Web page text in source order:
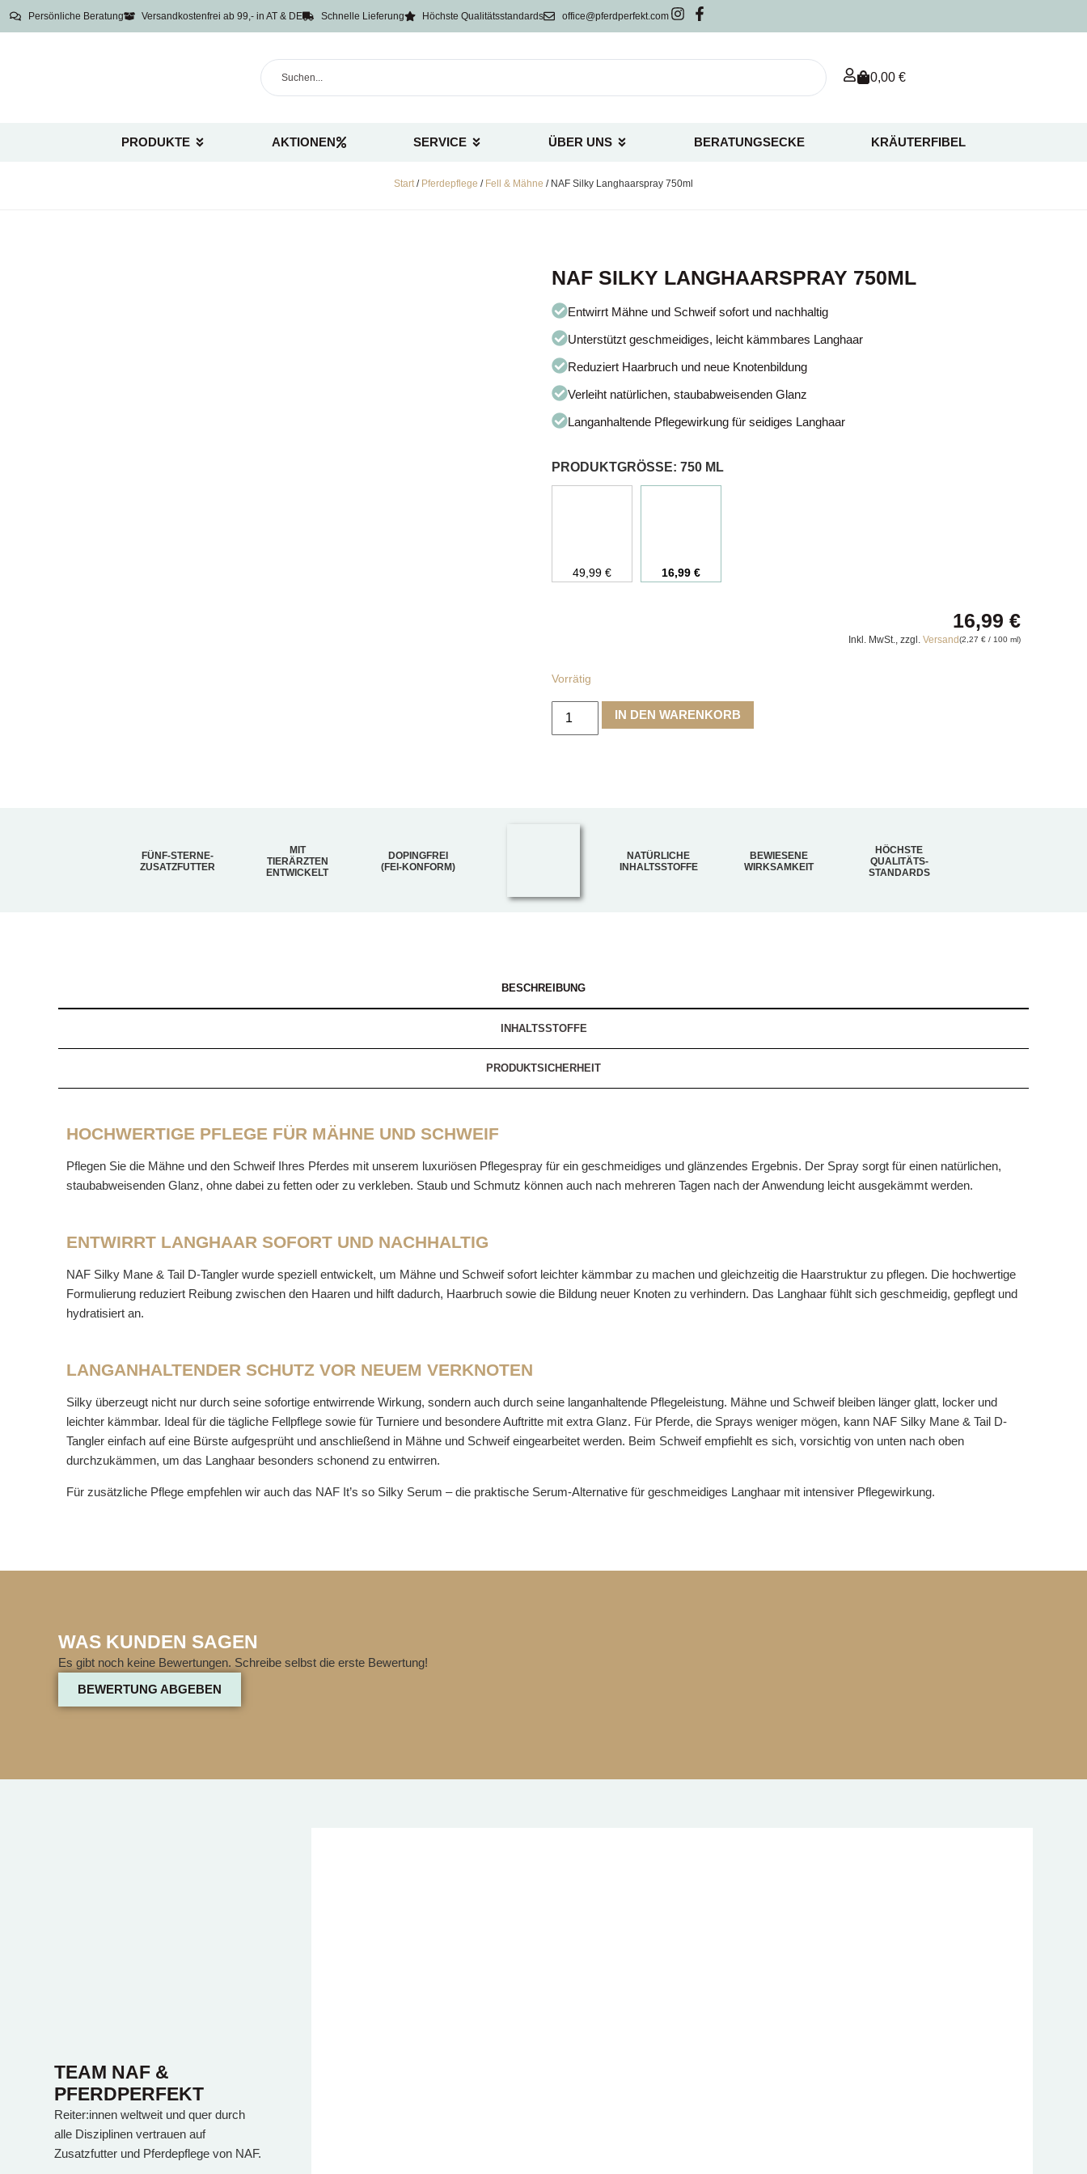
Persönliche Beratung Versandkostenfrei ab 99,- in AT & DE Schnelle Lieferung Höchste Qualitätsstandards office@pferdperfekt.com
0,00 €
PRODUKTE AKTIONEN SERVICE ÜBER UNS BERATUNGSECKE KRÄUTERFIBEL
Start/ Pferdepflege / Fell & Mähne / NAF Silky Langhaarspray 750ml
NAF SILKY LANGHAARSPRAY 750ML
Entwirrt Mähne und Schweif sofort und nachhaltig
Unterstützt geschmeidiges, leicht kämmbares Langhaar
Reduziert Haarbruch und neue Knotenbildung
Verleiht natürlichen, staubabweisenden Glanz
Langanhaltende Pflegewirkung für seidiges Langhaar
PRODUKTGRÖSSE : 750 ML
49,99 € 16,99 €
16,99 €
Inkl. MwSt., zzgl. Versand(2,27 € / 100 ml)
Vorrätig
IN DEN WARENKORB
FÜNF-STERNE-
ZUSATZFUTTER
MIT
TIERÄRZTEN
ENTWICKELT
DOPINGFREI
(FEI-KONFORM)
NATÜRLICHE
INHALTSSTOFFE
BEWIESENE
WIRKSAMKEIT
HÖCHSTE
QUALITÄTS-
STANDARDS
BESCHREIBUNG
INHALTSSTOFFE
PRODUKTSICHERHEIT
HOCHWERTIGE PFLEGE FÜR MÄHNE UND SCHWEIF
Pflegen Sie die Mähne und den Schweif Ihres Pferdes mit unserem luxuriösen Pflegespray für ein geschmeidiges und glänzendes Ergebnis. Der Spray sorgt für einen natürlichen,
staubabweisenden Glanz, ohne dabei zu fetten oder zu verkleben. Staub und Schmutz können auch nach mehreren Tagen nach der Anwendung leicht ausgekämmt werden.
ENTWIRRT LANGHAAR SOFORT UND NACHHALTIG
NAF Silky Mane & Tail D-Tangler wurde speziell entwickelt, um Mähne und Schweif sofort leichter kämmbar zu machen und gleichzeitig die Haarstruktur zu pflegen. Die hochwertige
Formulierung reduziert Reibung zwischen den Haaren und hilft dadurch, Haarbruch sowie die Bildung neuer Knoten zu verhindern. Das Langhaar fühlt sich geschmeidig, gepflegt und
hydratisiert an.
LANGANHALTENDER SCHUTZ VOR NEUEM VERKNOTEN
Silky überzeugt nicht nur durch seine sofortige entwirrende Wirkung, sondern auch durch seine langanhaltende Pflegeleistung. Mähne und Schweif bleiben länger glatt, locker und
leichter kämmbar. Ideal für die tägliche Fellpflege sowie für Turniere und besondere Auftritte mit extra Glanz. Für Pferde, die Sprays weniger mögen, kann NAF Silky Mane & Tail D-
Tangler einfach auf eine Bürste aufgesprüht und anschließend in Mähne und Schweif eingearbeitet werden. Beim Schweif empfiehlt es sich, vorsichtig von unten nach oben
durchzukämmen, um das Langhaar besonders schonend zu entwirren.
Für zusätzliche Pflege empfehlen wir auch das NAF It’s so Silky Serum – die praktische Serum-Alternative für geschmeidiges Langhaar mit intensiver Pflegewirkung.
WAS KUNDEN SAGEN
Es gibt noch keine Bewertungen. Schreibe selbst die erste Bewertung!
BEWERTUNG ABGEBEN
TEAM NAF &
PFERDPERFEKT
Reiter:innen weltweit und quer durch
alle Disziplinen vertrauen auf
Zusatzfutter und Pferdepflege von NAF.